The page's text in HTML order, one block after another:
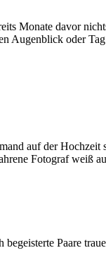
Monate davor
Augenblick oder
auf der
Fotograf weiß
Paare